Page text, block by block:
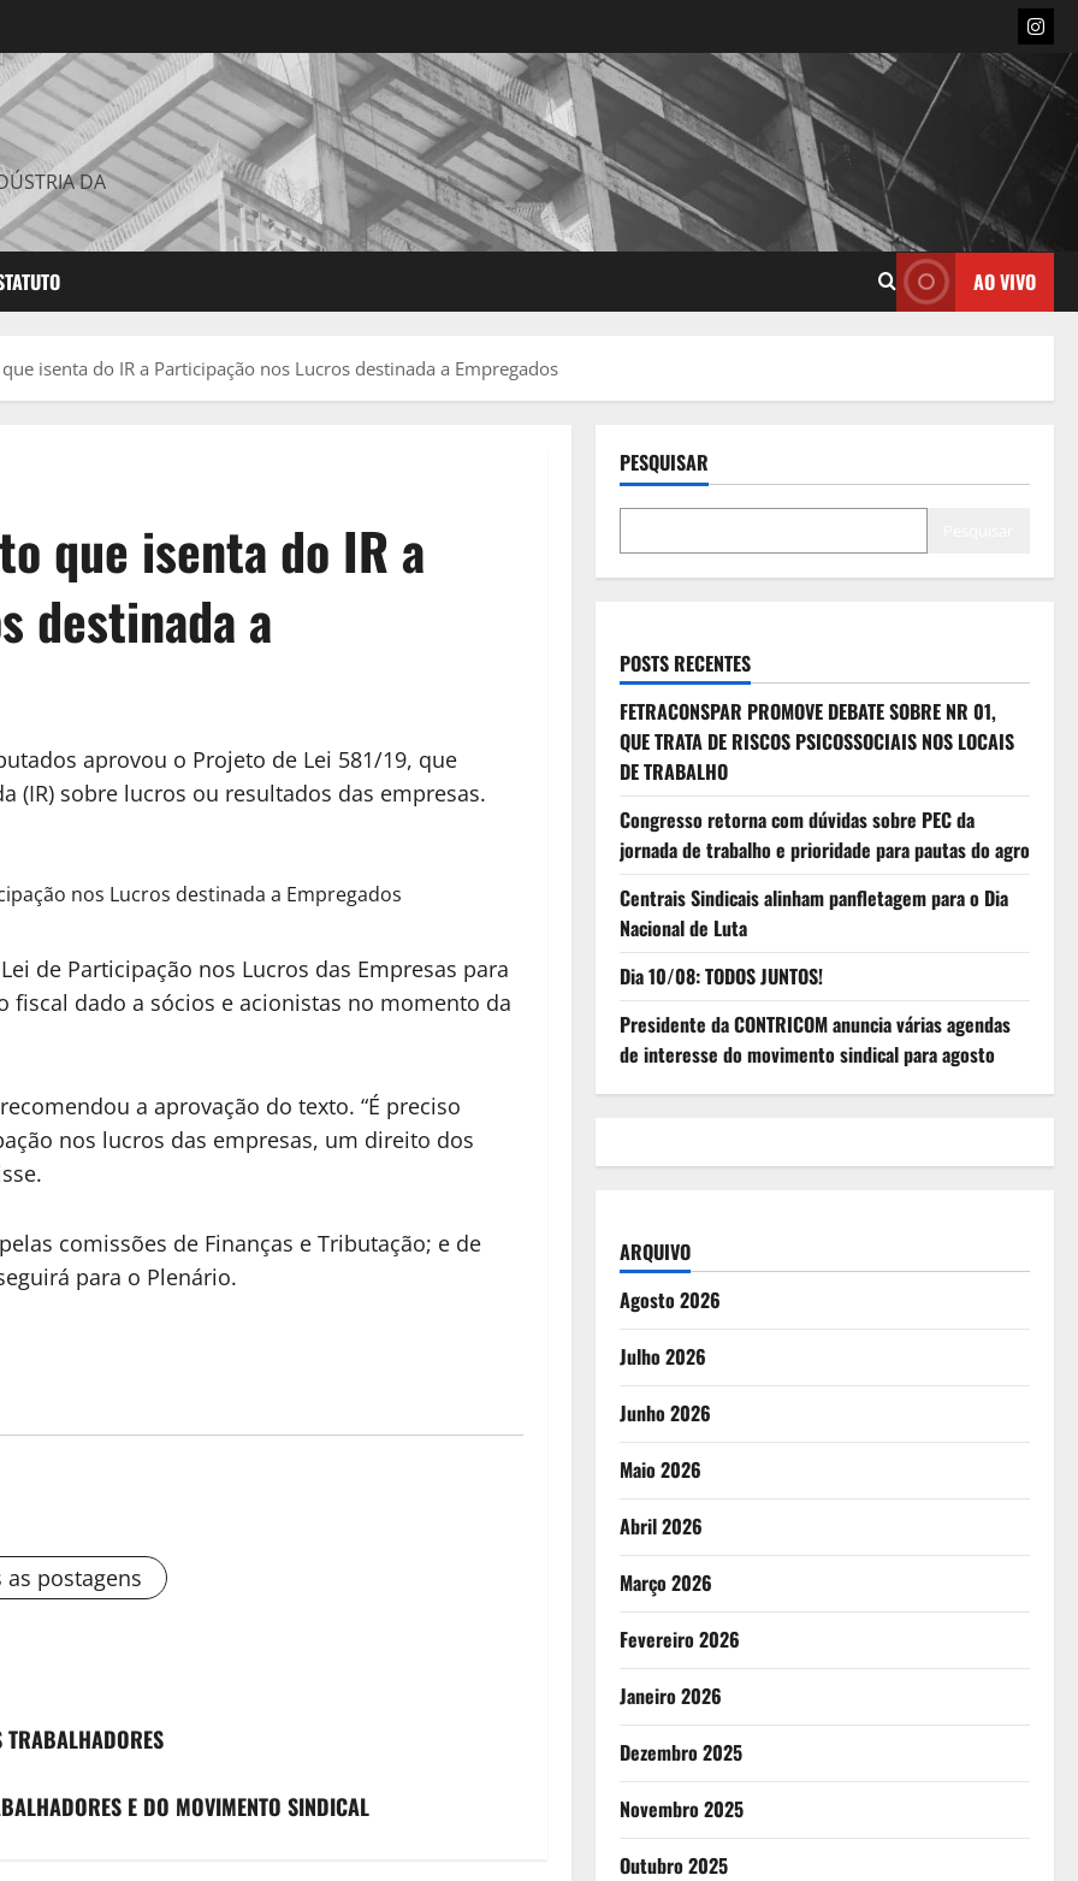
DA
AO VIVO
isenta do IR a Participação nos Lucros destinada a Empregados
que isenta do IR a
destinada a
aprovou o Projeto de Lei 581/19, que
(IR) sobre lucros ou resultados das empresas.
de Participação nos Lucros das Empresas para
dado a sócios e acionistas no momento da
a aprovação do texto. “É preciso
nos lucros das empresas, um direito dos
comissões de Finanças e Tributação; e de
para o Plenário.
as postagens
E DO MOVIMENTO SINDICAL
PESQUISAR
POSTS RECENTES
FETRACONSPAR PROMOVE DEBATE SOBRE NR 01,
QUE TRATA DE RISCOS PSICOSSOCIAIS NOS LOCAIS
DE TRABALHO
Congresso retorna com dúvidas sobre PEC da
jornada de trabalho e prioridade para pautas do agro
Centrais Sindicais alinham panfletagem para o Dia
Nacional de Luta
Dia 10/08: TODOS JUNTOS!
Presidente da CONTRICOM anuncia várias agendas
de interesse do movimento sindical para agosto
ARQUIVO
Agosto 2026
Julho 2026
Junho 2026
Maio 2026
Abril 2026
Março 2026
Fevereiro 2026
Janeiro 2026
Dezembro 2025
Novembro 2025
Outubro 2025